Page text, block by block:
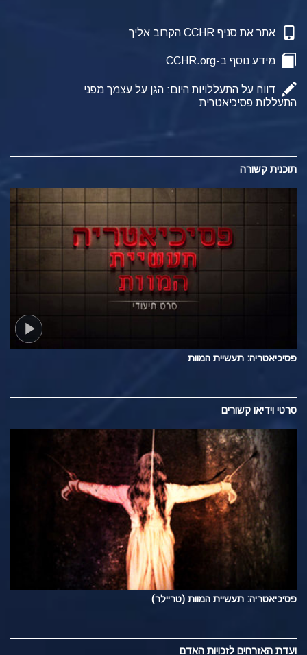
אתר את סניף CCHR הקרוב אליך
מידע נוסף ב-CCHR.org
דווח על התעללויות היום: הגן על עצמך מפני
התעללות פסיכיאטרית
תוכנית קשורה
פסיכיאטריה: תעשיית המוות
סרטי וידיאו קשורים
פסיכיאטריה: תעשיית המוות (טריילר)
ועדת האזרחים לזכויות האדם